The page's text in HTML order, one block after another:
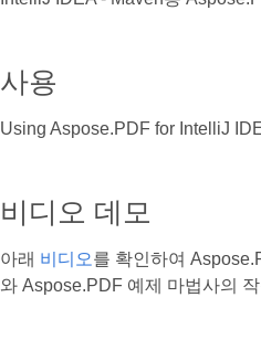
사용
Using Aspose.PDF for IntelliJ
비디오 데모
아래 비디오를 확인하여
와 Aspose.PDF 예제 마법사의